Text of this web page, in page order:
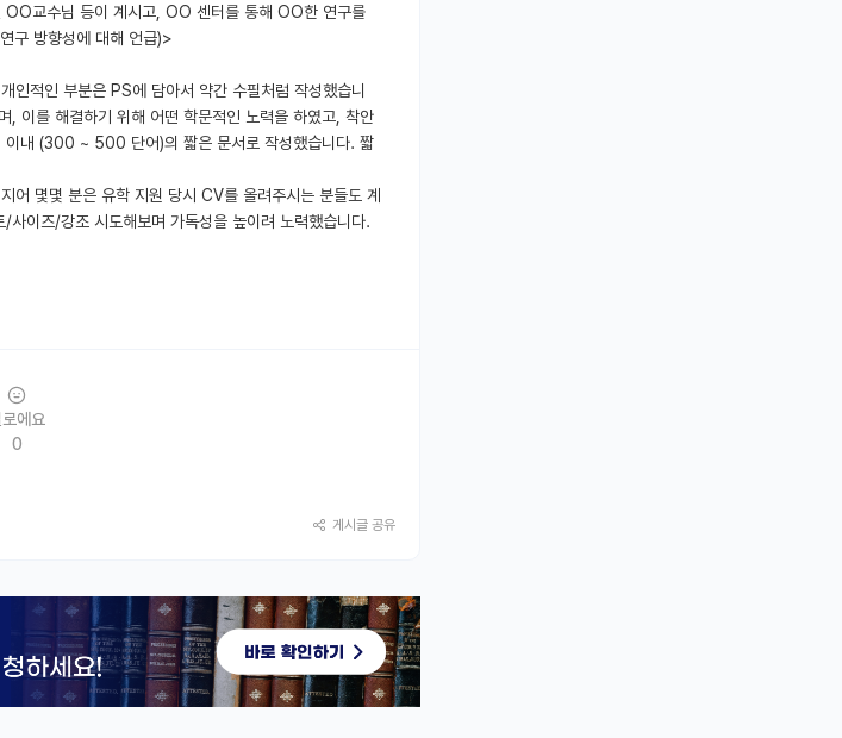
교수님 등이 계시고, OO 센터를 통해 OO한 연구를
구 방향성에 대해 언급)>
적인 부분은 PS에 담아서 약간 수필처럼 작성했습니
, 이를 해결하기 위해 어떤 학문적인 노력을 하였고, 착안
이내 (300 ~ 500 단어)의 짧은 문서로 작성했습니다. 짧
어 몇몇 분은 유학 지원 당시 CV를 올려주시는 분들도 계
이즈/강조 시도해보며 가독성을 높이려 노력했습니다.
로에요
0
게시글 공유